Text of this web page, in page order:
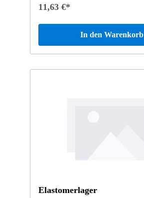
11,63 €*
In den Warenkorb
Elastomerlager